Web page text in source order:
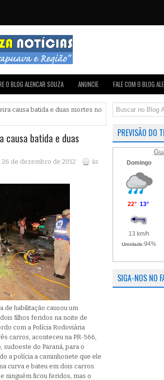
O BLOG ALENCAR SOUZA ANUNCIE FALE COM O BLOG
causa batida e duas mortes no
causa batida e duas
de dezembro de 2012
às
de habilitação causou um
filhos feridos na noite de
com a Polícia Rodoviária
carros, aconteceu na PR-566,
sudoeste do Paraná, para o
a polícia a caminhonete que ele
curva e bateu em dois carros.
ninguém ficou feridos, mas o
PREVISÃO DO
SIGA-NOS NO